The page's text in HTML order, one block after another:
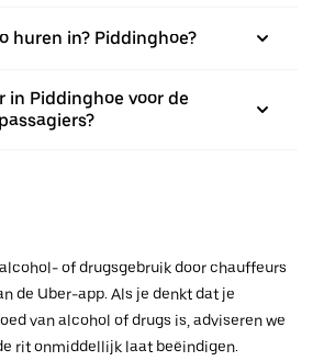
huren in? Piddinghoe?
in Piddinghoe voor de
of drugsgebruik door chauffeurs
de Uber-app. Als je denkt dat je
van alcohol of drugs is, adviseren we
rit onmiddellijk laat beëindigen.